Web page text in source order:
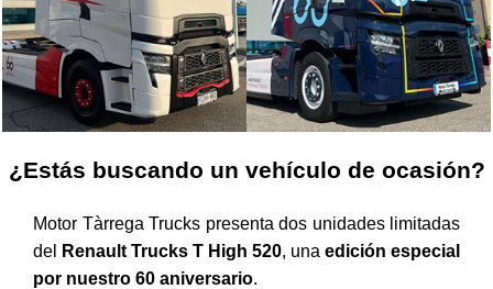
¿Estás buscando un vehículo de ocasión?
Motor Tàrrega Trucks presenta dos unidades limitadas
del
Renault Trucks T High 520, una edición especial
por nuestro 60 aniversario.